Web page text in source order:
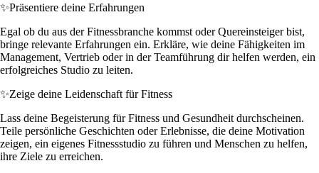
✨Präsentiere deine Erfahrungen
Egal ob du aus der Fitnessbranche kommst oder Quereinsteiger bist,
bringe relevante Erfahrungen ein. Erkläre, wie deine Fähigkeiten im
Management, Vertrieb oder in der Teamführung dir helfen werden, ein
erfolgreiches Studio zu leiten.
✨Zeige deine Leidenschaft für Fitness
Lass deine Begeisterung für Fitness und Gesundheit durchscheinen.
Teile persönliche Geschichten oder Erlebnisse, die deine Motivation
zeigen, ein eigenes Fitnessstudio zu führen und Menschen zu helfen,
ihre Ziele zu erreichen.